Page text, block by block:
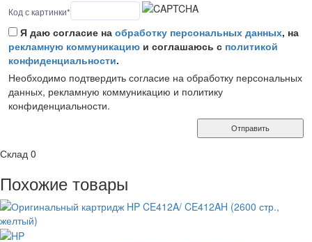
Код с картинки*
Я даю согласие на обработку персональных данных, на
рекламную коммуникацию и соглашаюсь с политикой
конфиденциальности.
Необходимо подтвердить согласие на обработку персональных
данных, рекламную коммуникацию и политику
конфиденциальности.
Отправить
Склад 0
Похожие товары